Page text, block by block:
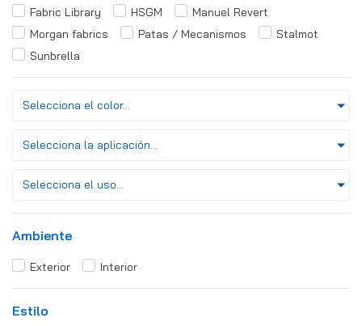
Fabric Library
HSGM
Manuel Revert
Morgan fabrics
Patas / Mecanismos
Stalmot
Sunbrella
Selecciona el color...
Selecciona la aplicación...
Selecciona el uso...
Ambiente
Exterior Interior
Estilo